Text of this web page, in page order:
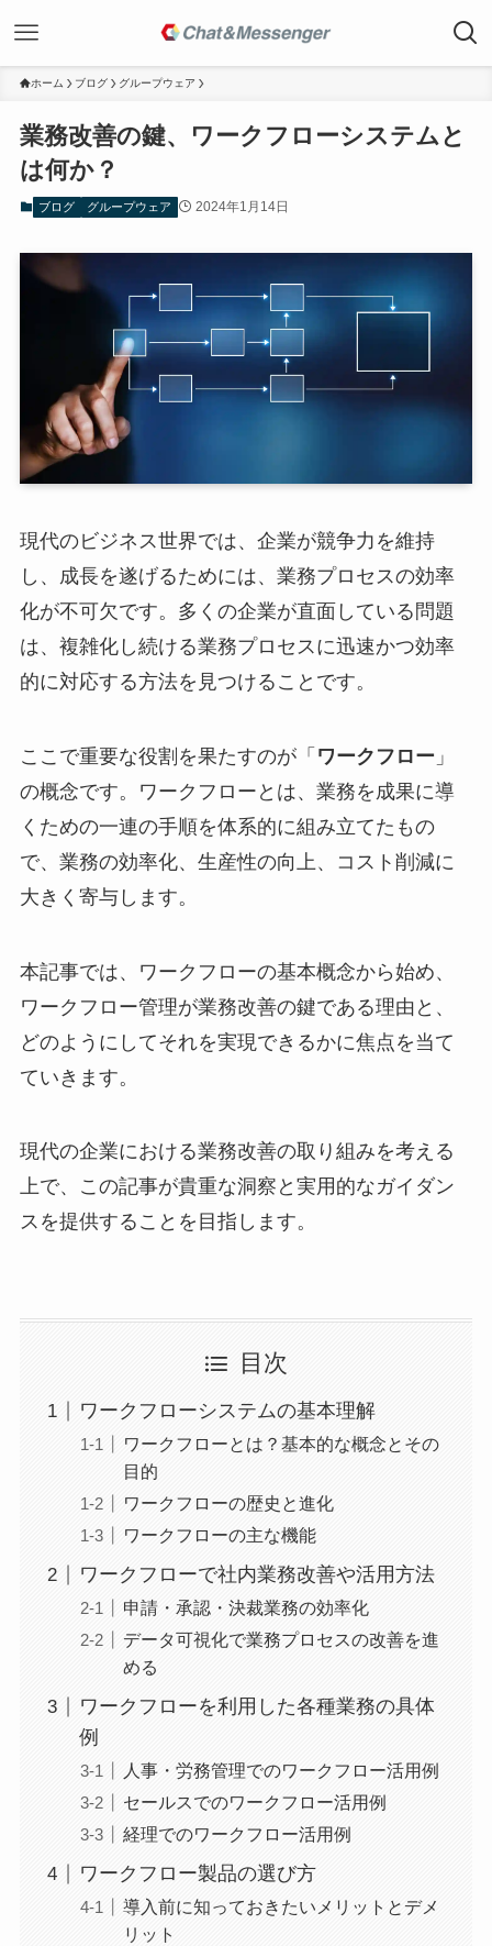
ホーム ブログ グループウェア
業務改善の鍵、ワークフローシステムと
は何か？
ブログ グループウェア 2024年1月14日
現代のビジネス世界では、企業が競争力を維持
し、成長を遂げるためには、業務プロセスの効率
化が不可欠です。多くの企業が直面している問題
は、複雑化し続ける業務プロセスに迅速かつ効率
的に対応する方法を見つけることです。
ここで重要な役割を果たすのが「 ワークフロー 」
の概念です。ワークフローとは、業務を成果に導
くための一連の手順を体系的に組み立てたもの
で、業務の効率化、生産性の向上、コスト削減に
大きく寄与します。
本記事では、ワークフローの基本概念から始め、
ワークフロー管理が業務改善の鍵である理由と、
どのようにしてそれを実現できるかに焦点を当て
ていきます。
現代の企業における業務改善の取り組みを考える
上で、この記事が貴重な洞察と実用的なガイダン
スを提供することを目指します。
目次
ワークフローシステムの基本理解
ワークフローとは？基本的な概念とその
目的
ワークフローの歴史と進化
ワークフローの主な機能
ワークフローで社内業務改善や活用方法
申請・承認・決裁業務の効率化
データ可視化で業務プロセスの改善を進
める
ワークフローを利用した各種業務の具体
例
人事・労務管理でのワークフロー活用例
セールスでのワークフロー活用例
経理でのワークフロー活用例
ワークフロー製品の選び方
導入前に知っておきたいメリットとデメ
リット